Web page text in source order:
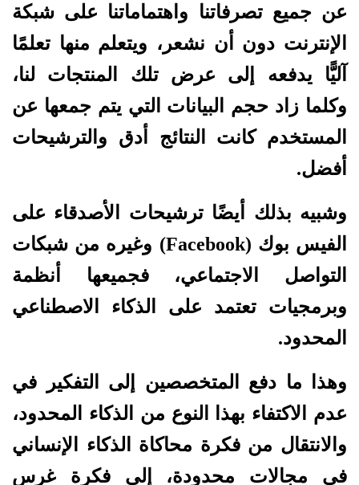
عن جميع تصرفاتنا واهتماماتنا على شبكة
الإنترنت دون أن نشعر، ويتعلم منها تعلمًا
آليًّا يدفعه إلى عرض تلك المنتجات لنا،
وكلما زاد حجم البيانات التي يتم جمعها عن
المستخدم كانت النتائج أدق والترشيحات
أفضل.
وشبيه بذلك أيضًا ترشيحات الأصدقاء على
الفيس بوك (Facebook) وغيره من شبكات
التواصل الاجتماعي، فجميعها أنظمة
وبرمجيات تعتمد على الذكاء الاصطناعي
المحدود.
وهذا ما دفع المتخصصين إلى التفكير في
عدم الاكتفاء بهذا النوع من الذكاء المحدود،
والانتقال من فكرة محاكاة الذكاء الإنساني
في مجالات محدودة، إلى فكرة غرس